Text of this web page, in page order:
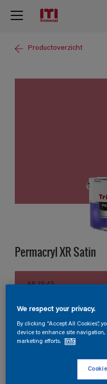
Productoverzicht
Permacryl XR Satin
A8.29.45
Verpakkingsgrootte
0,5 L
We respect your privacy.
By clicking “Accept All Cookies”,
device to enhance site navigation,
marketing efforts.
Info